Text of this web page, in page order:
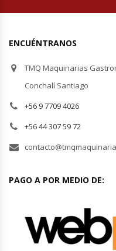
ENCUÉNTRANOS
TMQ Maquinarias
Conchalí Santiago
+56 9 7709 4026
+56 44 307 59 72
PAGO A POR MEDIO DE: